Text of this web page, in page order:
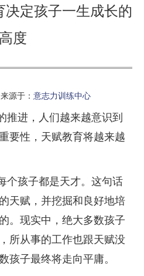
定孩子一生成长的
高度
于： 意志力训练中心
进，人们越来越意识到
要性，天赋教育将越来越
孩子都是天才。这句话
天赋，并挖掘和良好地培
。现实中，绝大多数孩子
所从事的工作也跟天赋没
孩子最终将走向平庸。